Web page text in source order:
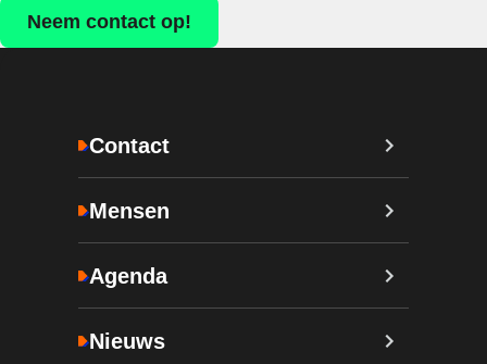
Neem contact op!
Contact
Mensen
Agenda
Nieuws